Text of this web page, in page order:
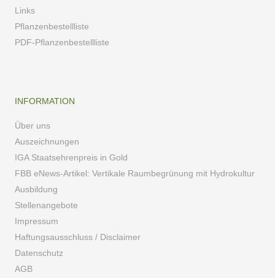
Links
Pflanzenbestellliste
PDF-Pflanzenbestellliste
INFORMATION
Über uns
Auszeichnungen
IGA Staatsehrenpreis in Gold
FBB eNews-Artikel: Vertikale Raumbegrünung mit Hydrokultur
Ausbildung
Stellenangebote
Impressum
Haftungsausschluss / Disclaimer
Datenschutz
AGB